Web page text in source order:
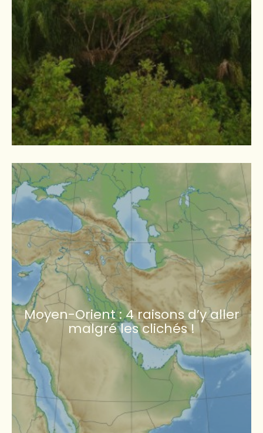
Moyen-Orient : 4 raisons d’y aller
malgré les clichés !